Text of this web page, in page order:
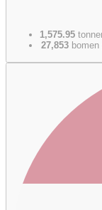
1,575.95
27,853